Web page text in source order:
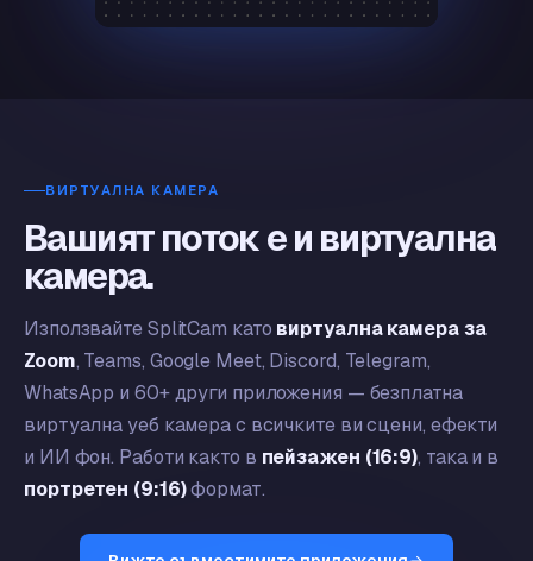
ВИРТУАЛНА КАМЕРА
Вашият поток е и виртуална
камера.
Използвайте SplitCam като виртуална камера за
Zoom, Teams, Google Meet, Discord, Telegram,
WhatsApp и 60+ други приложения — безплатна
виртуална уеб камера с всичките ви сцени, ефекти
и ИИ фон. Работи както в пейзажен (16:9), така и в
портретен (9:16)формат.